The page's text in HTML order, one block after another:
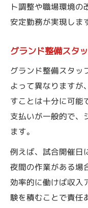
ト調整や職場環境
安定勤務が実現しま
グランド整備スタ
グランド整備スタッ
よって異なりますが
すことは十分に可能
支払いが一般的で、
ます。
例えば、試合開催日
夜間の作業がある場
効率的に働けば収入
験を積むことで責任